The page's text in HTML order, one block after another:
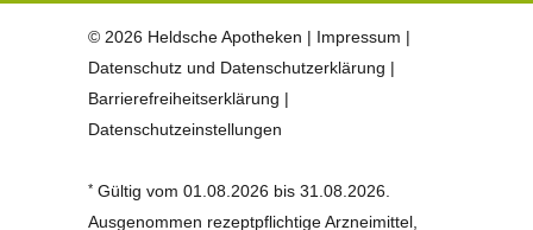
© 2026 Heldsche Apotheken | Impressum |
Datenschutz und Datenschutzerklärung |
Barrierefreiheitserklärung |
Datenschutzeinstellungen
* Gültig vom 01.08.2026 bis 31.08.2026.
Ausgenommen rezeptpflichtige Arzneimittel,